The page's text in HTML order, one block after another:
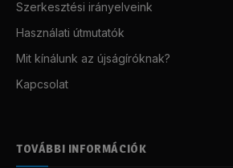
Szerkesztési irányelveink
Használati útmutatók
Mit kínálunk az újságíróknak?
Kapcsolat
TOVÁBBI INFORMÁCIÓK